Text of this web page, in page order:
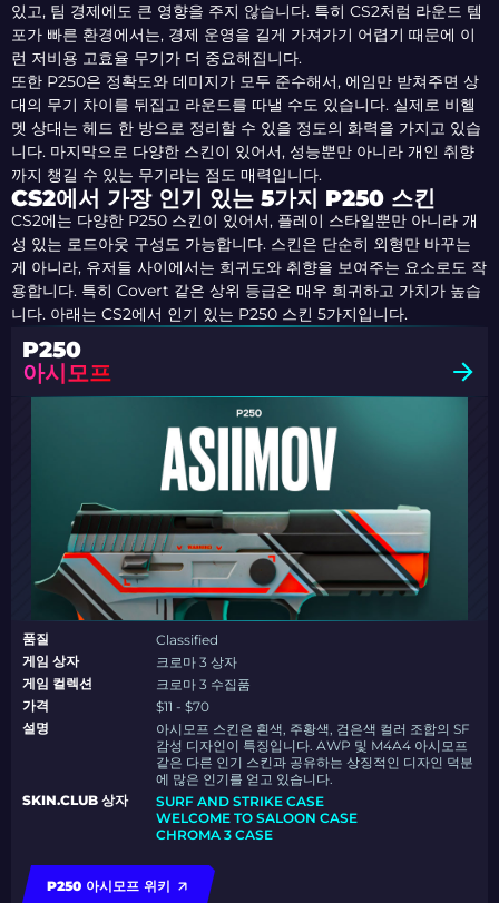
있고, 팀 경제에도 큰 영향을 주지 않습니다. 특히 CS2처럼 라운드 템
포가 빠른 환경에서는, 경제 운영을 길게 가져가기 어렵기 때문에 이
런 저비용 고효율 무기가 더 중요해집니다.
또한 P250은 정확도와 데미지가 모두 준수해서, 에임만 받쳐주면 상
대의 무기 차이를 뒤집고 라운드를 따낼 수도 있습니다. 실제로 비헬
멧 상대는 헤드 한 방으로 정리할 수 있을 정도의 화력을 가지고 있습
니다. 마지막으로 다양한 스킨이 있어서, 성능뿐만 아니라 개인 취향
까지 챙길 수 있는 무기라는 점도 매력입니다.
CS2에서 가장 인기 있는 5가지 P250 스킨
CS2에는 다양한 P250 스킨이 있어서, 플레이 스타일뿐만 아니라 개
성 있는 로드아웃 구성도 가능합니다. 스킨은 단순히 외형만 바꾸는
게 아니라, 유저들 사이에서는 희귀도와 취향을 보여주는 요소로도 작
용합니다. 특히 Covert 같은 상위 등급은 매우 희귀하고 가치가 높습
니다. 아래는 CS2에서 인기 있는 P250 스킨 5가지입니다.
P250
아시모프
품질
Classified
게임 상자
크로마 3 상자
게임 컬렉션
크로마 3 수집품
가격
$11 - $70
설명
아시모프 스킨은 흰색, 주황색, 검은색 컬러 조합의 SF
감성 디자인이 특징입니다. AWP 및 M4A4 아시모프
같은 다른 인기 스킨과 공유하는 상징적인 디자인 덕분
에 많은 인기를 얻고 있습니다.
SKIN.CLUB 상자
SURF AND STRIKE CASE
WELCOME TO SALOON CASE
CHROMA 3 CASE
P250 아시모프 위키